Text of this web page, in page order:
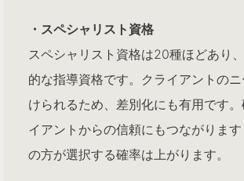
・スペシャリスト資格
スペシャリスト資格は20種ほどあり
的な指導資格です。クライアントの
けられるため、差別化にも有用です
イアントからの信頼にもつながりま
の方が選択する確率は上がります。